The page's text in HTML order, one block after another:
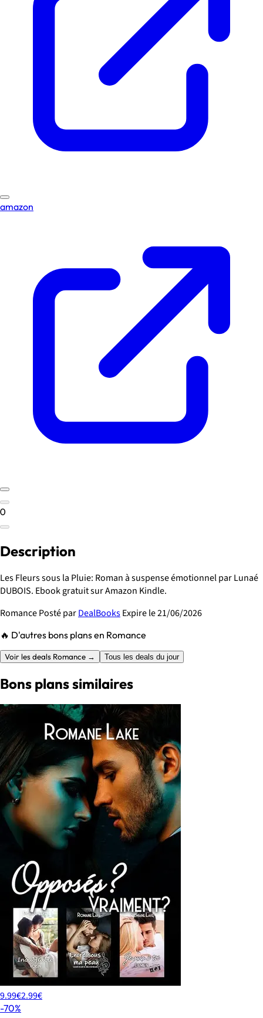
amazon
0
Description
Les Fleurs sous la Pluie: Roman à suspense émotionnel par Lunaé
DUBOIS. Ebook gratuit sur Amazon Kindle.
RomancePosté parDealBooksExpire le 21/06/2026
🔥 D'autres bons plans en Romance
Voir les deals Romance → Tous les deals du jour
Bons plans similaires
9.99€2.99€
-70%